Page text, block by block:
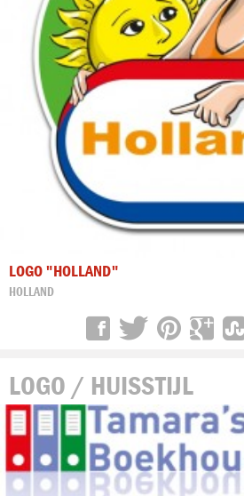
LOGO "HOLLAND"
HOLLAND
LOGO / HUISSTIJL